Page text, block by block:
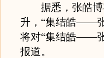
据悉，张皓博
升，“集结皓——
将对“集结皓——
报道。